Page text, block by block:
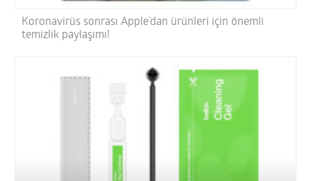
Koronavirüs sonrası Apple’dan ürünleri için önemli
temizlik paylaşımı!